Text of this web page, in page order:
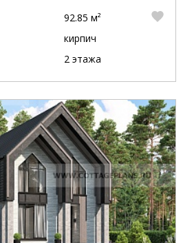
92.85 м²
кирпич
2 этажа